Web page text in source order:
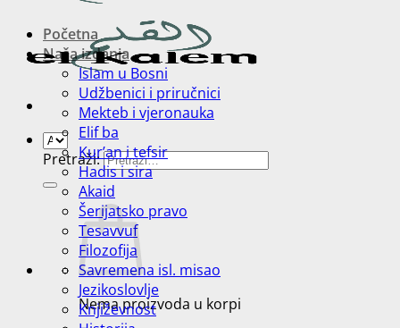
Pretraži:
Nema proizvoda u korpi
Početna
Naša izdanja
Islam u Bosni
Udžbenici i priručnici
Mekteb i vjeronauka
Elif ba
Kur’an i tefsir
Hadis i sira
Akaid
Šerijatsko pravo
Tesavvuf
Filozofija
Savremena isl. misao
Jezikoslovlje
Književnost